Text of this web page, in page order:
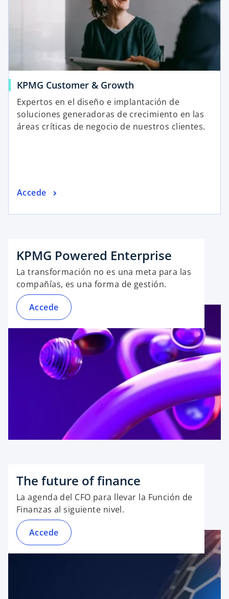
KPMG Customer & Growth
Expertos en el diseño e implantación de
soluciones generadoras de crecimiento en las
áreas críticas de negocio de nuestros clientes.
Accede
KPMG Powered Enterprise
La transformación no es una meta para las
compañías, es una forma de gestión.
Accede
The future of finance
La agenda del CFO para llevar la Función de
Finanzas al siguiente nivel.
Accede